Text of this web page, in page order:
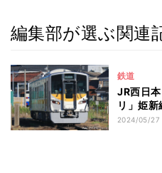
編集部が選ぶ関連
鉄道
JR西日
リ」姫
2024/05/27